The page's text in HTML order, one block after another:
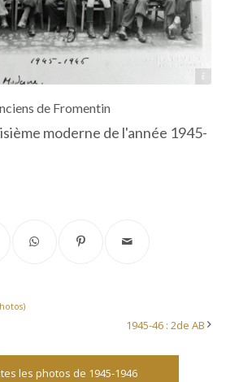
de Fromentin
moderne de l'année 1945-
1945-46 : 2de AB
les photos de 1945-1946